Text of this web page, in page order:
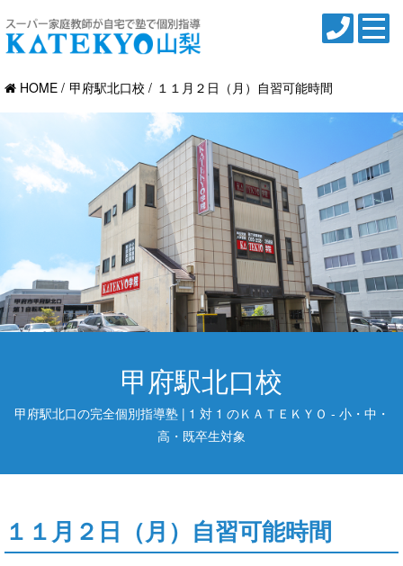
HOME 甲府駅北口校 １１月２日（月）自習可能時間
甲府駅北口校
甲府駅北口の完全個別指導塾 | 1 対 1 のＫＡＴＥＫＹＯ - 小・中・
高・既卒生対象
１１月２日（月）自習可能時間